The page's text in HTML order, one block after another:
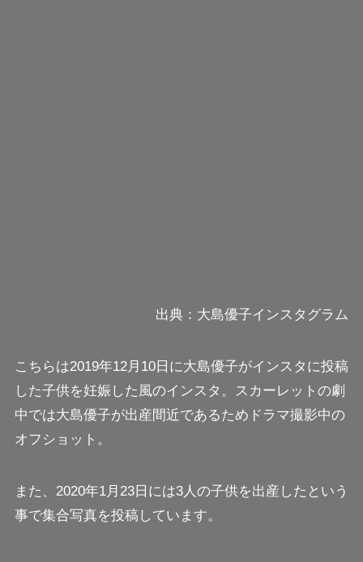
出典：大島優子インスタグラム
こちらは2019年12月10日に大島優子がインスタに投稿
した子供を妊娠した風のインスタ。スカーレットの劇
中では大島優子が出産間近であるためドラマ撮影中の
オフショット。
また、2020年1月23日には3人の子供を出産したという
事で集合写真を投稿しています。